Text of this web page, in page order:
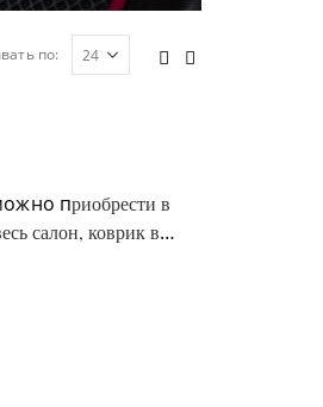
по:
приобрести в
салон, коврик в